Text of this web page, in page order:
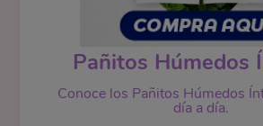
Pañitos Húmedos
Conoce los Pañitos Húmedos
día a día.